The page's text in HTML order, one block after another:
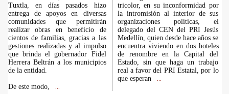
Tuxtla, en días pasados hizo
entrega de apoyos en diversas
comunidades que permitirán
realizar obras en beneficio de
cientos de familias, gracias a las
gestiones realizadas y al impulso
que brinda el gobernador Fidel
Herrera Beltrán a los municipios
de la entidad.
De este modo,
tricolor, en su inconformidad por
la intromisión al interior de sus
organizaciones políticas, el
delegado del CEN del PRI Jesús
Medellín, quien desde hace años se
encuentra viviendo en dos hoteles
de renombre en la Capital del
Estado, sin que haga un trabajo
real a favor del PRI Estatal, por lo
que esperan